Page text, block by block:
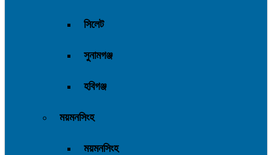
সিলেট
সুনামগঞ্জ
হবিগঞ্জ
ময়মনসিংহ
ময়মনসিংহ